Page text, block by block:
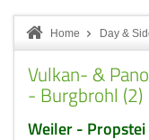
Home Day &
Vulkan- &
- Burgbrohl (2)
Weiler -